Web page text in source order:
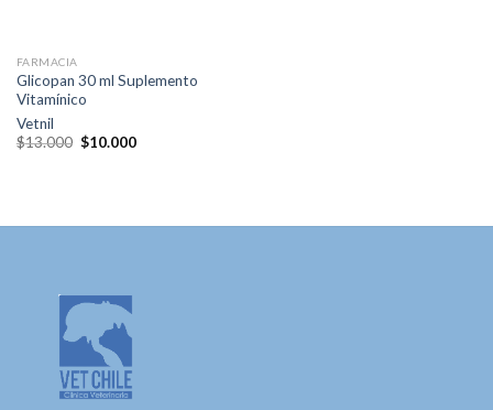
FARMACIA
Glicopan 30 ml Suplemento
Vitamínico
Vetnil
$13.000 El
$10.000El